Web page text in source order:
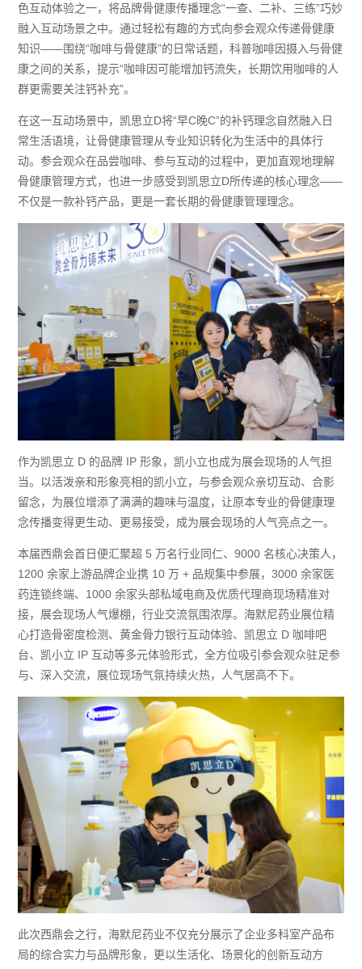
色互动体验之一，将品牌骨健康传播理念“一查、二补、三练”巧妙
融入互动场景之中。通过轻松有趣的方式向参会观众传递骨健康
知识——围绕“咖啡与骨健康”的日常话题，科普咖啡因摄入与骨健
康之间的关系，提示“咖啡因可能增加钙流失，长期饮用咖啡的人
群更需要关注钙补充”。
在这一互动场景中，凯思立D将“早C晚C”的补钙理念自然融入日
常生活语境，让骨健康管理从专业知识转化为生活中的具体行
动。参会观众在品尝咖啡、参与互动的过程中，更加直观地理解
骨健康管理方式，也进一步感受到凯思立D所传递的核心理念——
不仅是一款补钙产品，更是一套长期的骨健康管理理念。
作为凯思立 D 的品牌 IP 形象，凯小立也成为展会现场的人气担
当。以活泼亲和形象亮相的凯小立，与参会观众亲切互动、合影
留念，为展位增添了满满的趣味与温度，让原本专业的骨健康理
念传播变得更生动、更易接受，成为展会现场的人气亮点之一。
本届西鼎会首日便汇聚超 5 万名行业同仁、9000 名核心决策人，
1200 余家上游品牌企业携 10 万 + 品规集中参展，3000 余家医
药连锁终端、1000 余家头部私域电商及优质代理商现场精准对
接，展会现场人气爆棚，行业交流氛围浓厚。海默尼药业展位精
心打造骨密度检测、黄金骨力银行互动体验、凯思立 D 咖啡吧
台、凯小立 IP 互动等多元体验形式，全方位吸引参会观众驻足参
与、深入交流，展位现场气氛持续火热，人气居高不下。
此次西鼎会之行，海默尼药业不仅充分展示了企业多科室产品布
局的综合实力与品牌形象，更以生活化、场景化的创新互动方